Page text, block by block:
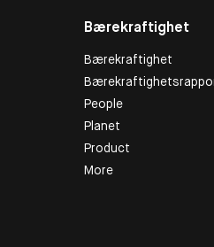
Bærekraftighet
Bærekraftighet
People
Planet
Product
More